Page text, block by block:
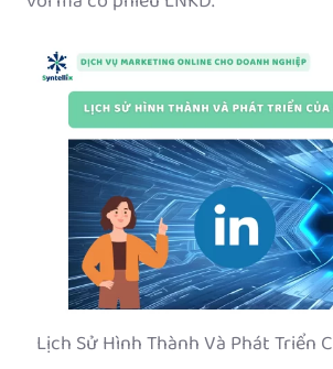
Lịch Sử Hình Thành Và Phát Triển